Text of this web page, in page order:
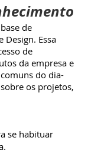
de
Design. Essa
de
da empresa e
do dia-
os projetos,
se habituar